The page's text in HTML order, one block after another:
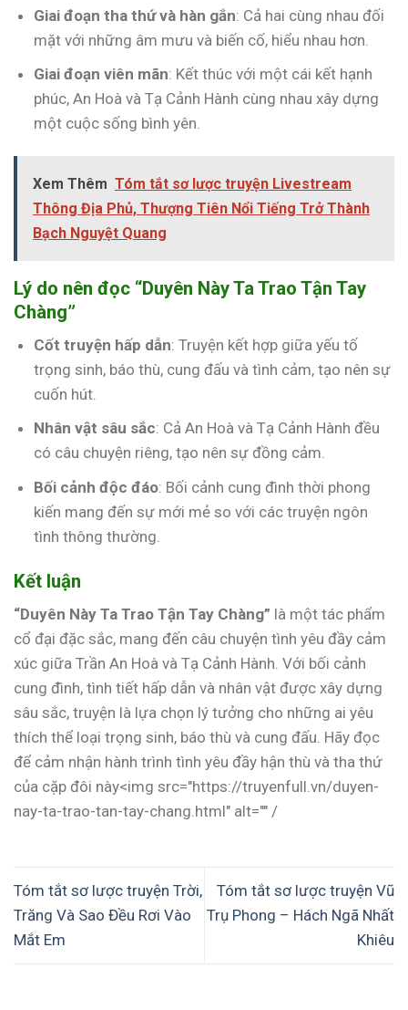
Giai đoạn tha thứ và hàn gắn: Cả hai cùng nhau đối
mặt với những âm mưu và biến cố, hiểu nhau hơn.
Giai đoạn viên mãn: Kết thúc với một cái kết hạnh
phúc, An Hoà và Tạ Cảnh Hành cùng nhau xây dựng
một cuộc sống bình yên.
Xem Thêm Tóm tắt sơ lược truyện Livestream
Thông Địa Phủ, Thượng Tiên Nổi Tiếng Trở Thành
Bạch Nguyệt Quang
Lý do nên đọc “Duyên Này Ta Trao Tận Tay
Chàng”
Cốt truyện hấp dẫn: Truyện kết hợp giữa yếu tố
trọng sinh, báo thù, cung đấu và tình cảm, tạo nên sự
cuốn hút.
Nhân vật sâu sắc: Cả An Hoà và Tạ Cảnh Hành đều
có câu chuyện riêng, tạo nên sự đồng cảm.
Bối cảnh độc đáo: Bối cảnh cung đình thời phong
kiến mang đến sự mới mẻ so với các truyện ngôn
tình thông thường.
Kết luận
“Duyên Này Ta Trao Tận Tay Chàng” là một tác phẩm
cổ đại đặc sắc, mang đến câu chuyện tình yêu đầy cảm
xúc giữa Trần An Hoà và Tạ Cảnh Hành. Với bối cảnh
cung đình, tình tiết hấp dẫn và nhân vật được xây dựng
sâu sắc, truyện là lựa chọn lý tưởng cho những ai yêu
thích thể loại trọng sinh, báo thù và cung đấu. Hãy đọc
để cảm nhận hành trình tình yêu đầy hận thù và tha thứ
của cặp đôi này<img src="https://truyenfull.vn/duyen-
nay-ta-trao-tan-tay-chang.html" alt="" /
Tóm tắt sơ lược truyện Trời,
Trăng Và Sao Đều Rơi Vào
Mắt Em
Tóm tắt sơ lược truyện Vũ
Trụ Phong – Hách Ngã Nhất
Khiêu